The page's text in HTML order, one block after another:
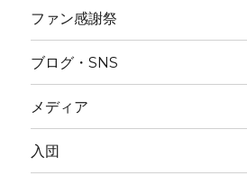
ファン感謝祭
ブログ・SNS
メディア
入団